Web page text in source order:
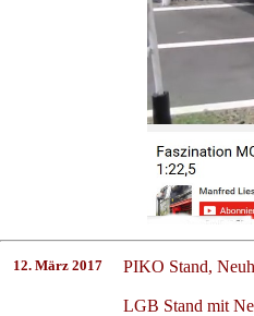
12. März 2017 PIKO Stand,
LGB Stand mit